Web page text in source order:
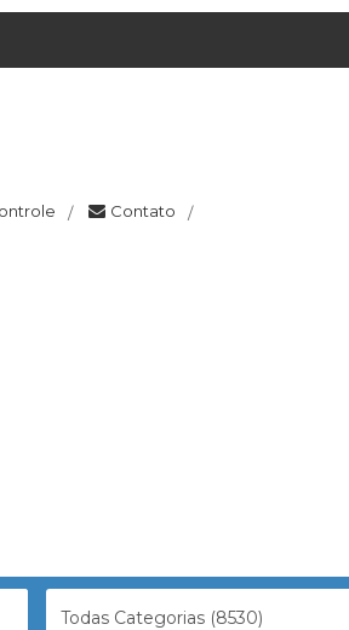
/ Contato /
Todas Categorias (8530)